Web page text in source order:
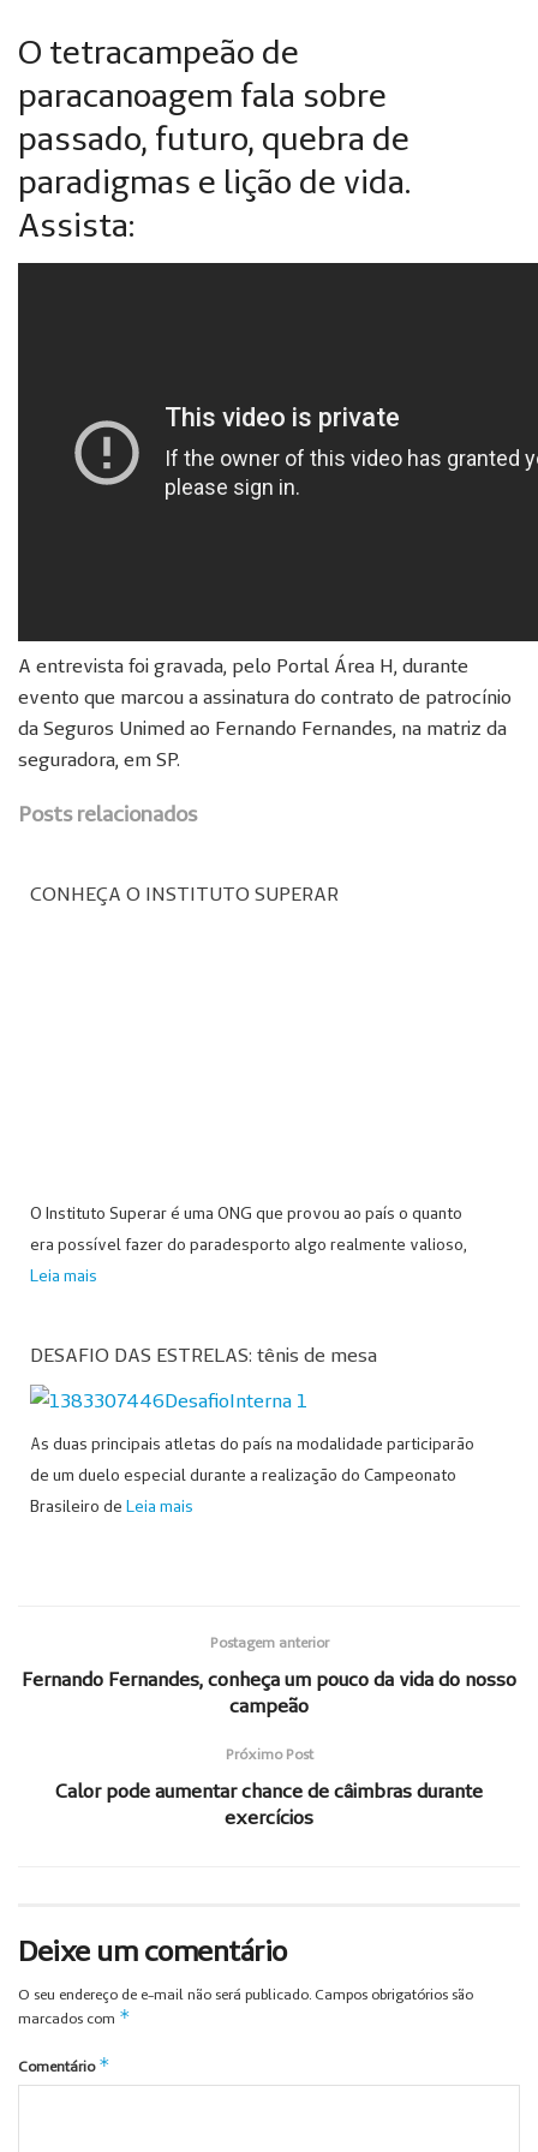
O tetracampeão de
paracanoagem fala sobre
passado, futuro, quebra de
paradigmas e lição de vida.
Assista:
A entrevista foi gravada, pelo Portal Área H, durante
evento que marcou a assinatura do contrato de patrocínio
da Seguros Unimed ao Fernando Fernandes, na matriz da
seguradora, em SP.
Posts relacionados
CONHEÇA O INSTITUTO SUPERAR
O Instituto Superar é uma ONG que provou ao país o quanto
era possível fazer do paradesporto algo realmente valioso,
Leia mais
DESAFIO DAS ESTRELAS: tênis de mesa
As duas principais atletas do país na modalidade participarão
de um duelo especial durante a realização do Campeonato
Brasileiro de Leia mais
Postagem anterior
Fernando Fernandes, conheça um pouco da vida do nosso
campeão
Próximo Post
Calor pode aumentar chance de câimbras durante
exercícios
Deixe um comentário
O seu endereço de e-mail não será publicado. Campos obrigatórios são
marcados com *
Comentário *